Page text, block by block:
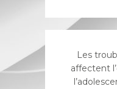
Les
affectent